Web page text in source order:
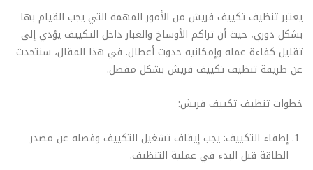
يعتبر تنظيف تكييف فريش من الأمور المهمة التي يجب القيام بها
بشكل دوري، حيث أن تراكم الأوساخ والغبار داخل التكييف يؤدي إلى
تقليل كفاءة عمله وإمكانية حدوث أعطال. في هذا المقال، سنتحدث
عن طريقة تنظيف تكييف فريش بشكل مفصل.
خطوات تنظيف تكييف فريش:
إطفاء التكييف: يجب إيقاف تشغيل التكييف وفصله عن مصدر
الطاقة قبل البدء في عملية التنظيف.